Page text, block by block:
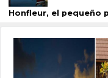
Honfleur, el pequeño